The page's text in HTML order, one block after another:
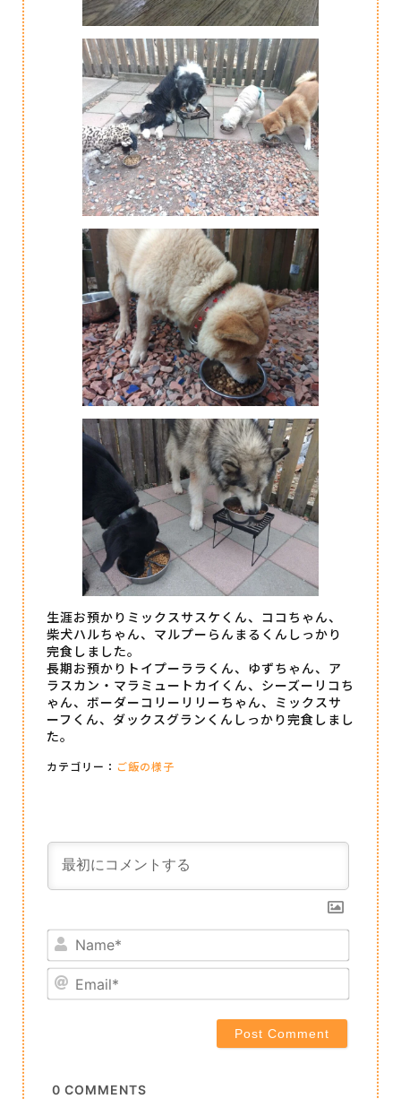
生涯お預かりミックスサスケくん、ココちゃん、
柴犬ハルちゃん、マルプーらんまるくんしっかり
完食しました。
長期お預かりトイプーララくん、ゆずちゃん、ア
ラスカン・マラミュートカイくん、シーズーリコち
ゃん、ボーダーコリーリリーちゃん、ミックスサ
ーフくん、ダックスグランくんしっかり完食しまし
た。
カテゴリー： ご飯の様子
Name*
Email*
0 COMMENTS